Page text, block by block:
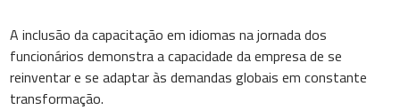
A inclusão da capacitação em idiomas na jornada dos
funcionários demonstra a capacidade da empresa de se
reinventar e se adaptar às demandas globais em constante
transformação.